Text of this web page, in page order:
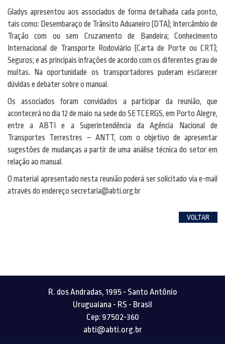
Gladys apresentou aos associados de forma detalhada cada ponto,
tais como: Desembaraço de Trânsito Aduaneiro (DTA); Intercâmbio de
Tração com ou sem Cruzamento de Bandeira; Conhecimento
Internacional de Transporte Rodoviário (Carta de Porte ou CRT);
Seguros; e as principais infrações de acordo com os diferentes grau de
multas. Na oportunidade os transportadores puderam esclarecer
dúvidas e debater sobre o manual.
Os associados foram convidados a participar da reunião, que
acontecerá no dia 12 de maio na sede do SETCERGS, em Porto Alegre,
entre a ABTI e a Superintendência da Agência Nacional de
Transportes Terrestres – ANTT, com o objetivo de apresentar
sugestões de mudanças a partir de uma análise técnica do setor em
relação ao manual.
O material apresentado nesta reunião poderá ser solicitado via e-mail
através do endereço secretaria@abti.org.br
VOLTAR
R. dos Andradas, 1995 - Santo Antônio
Uruguaiana - RS - Brasil
Cep: 97502-360
abti@abti.org.br